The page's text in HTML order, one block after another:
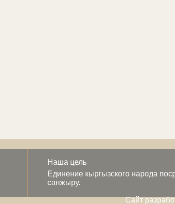
Наша цель
Единение кыргызского народа
санжыру.
Сайт